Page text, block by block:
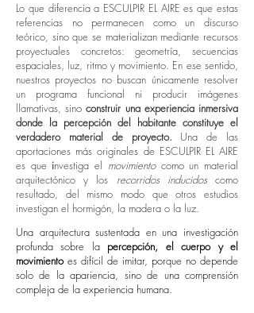
Lo que diferencia a ESCULPIR EL AIRE es que estas
referencias no permanecen como un discurso
teórico, sino que se materializan mediante recursos
proyectuales concretos: geometría, secuencias
espaciales, luz, ritmo y movimiento. En ese sentido,
nuestros proyectos no buscan únicamente resolver
un programa funcional ni producir imágenes
llamativas, sino construir una experiencia inmersiva
donde la percepción del habitante constituye el
verdadero material de proyecto. Una de las
aportaciones más originales de ESCULPIR EL AIRE
es que investiga el movimiento como un material
arquitectónico y los recorridos inducidoscomo
resultado, del mismo modo que otros estudios
investigan el hormigón, la madera o la luz.
Una arquitectura sustentada en una investigación
profunda sobre la percepción, el cuerpo y el
movimiento es difícil de imitar, porque no depende
solo de la apariencia, sino de una comprensión
compleja de la experiencia humana.